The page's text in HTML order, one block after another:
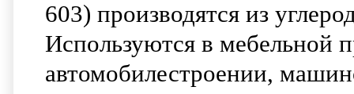
603) производятся из
Используются в мебельной
автомобилестроении,